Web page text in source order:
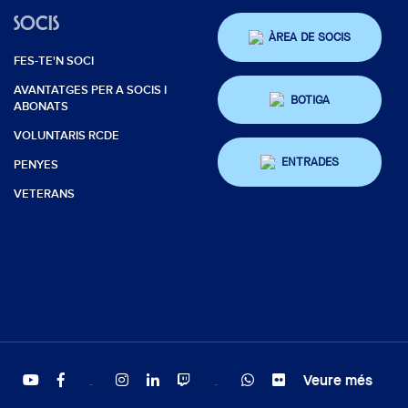
SOCIS
FES-TE'N SOCI
AVANTATGES PER A SOCIS I
ABONATS
VOLUNTARIS RCDE
PENYES
VETERANS
ÀREA DE SOCIS
BOTIGA
ENTRADES
Veure més